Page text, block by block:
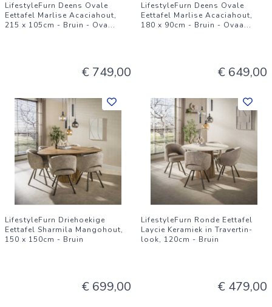
LifestyleFurn Deens Ovale
Eettafel Marlise Acaciahout,
215 x 105cm - Bruin - Ova...
€ 749,00
LifestyleFurn Deens Ovale
Eettafel Marlise Acaciahout,
180 x 90cm - Bruin - Ovaa...
€ 649,00
LifestyleFurn Driehoekige
Eettafel Sharmila Mangohout,
150 x 150cm - Bruin
€ 699,00
LifestyleFurn Ronde Eettafel
Laycie Keramiek in Travertin-
look, 120cm - Bruin
€ 479,00